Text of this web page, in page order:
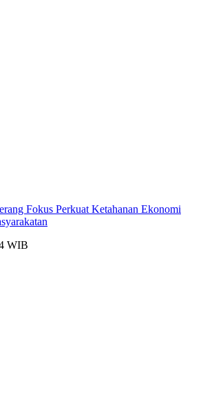
Fokus Perkuat Ketahanan Ekonomi
WIB